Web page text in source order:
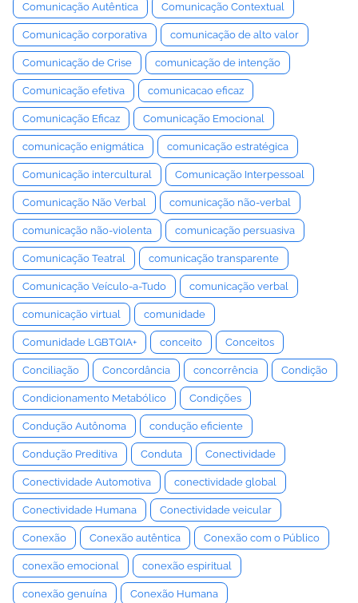
Comunicação Autêntica Comunicação Contextual
Comunicação corporativa comunicação de alto valor
Comunicação de Crise comunicação de intenção
Comunicação efetiva comunicacao eficaz
Comunicação Eficaz Comunicação Emocional
comunicação enigmática comunicação estratégica
Comunicação intercultural Comunicação Interpessoal
Comunicação Não Verbal comunicação não-verbal
comunicação não-violenta comunicação persuasiva
Comunicação Teatral comunicação transparente
Comunicação Veículo-a-Tudo comunicação verbal
comunicação virtual comunidade
Comunidade LGBTQIA+ conceito Conceitos
Conciliação Concordância concorrência Condição
Condicionamento Metabólico Condições
Condução Autônoma condução eficiente
Condução Preditiva Conduta Conectividade
Conectividade Automotiva conectividade global
Conectividade Humana Conectividade veicular
Conexão Conexão autêntica Conexão com o Público
conexão emocional conexão espiritual
conexão genuína Conexão Humana